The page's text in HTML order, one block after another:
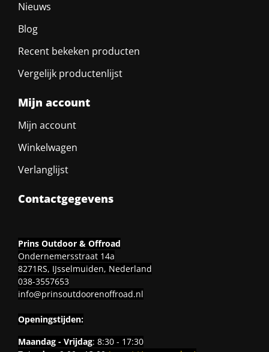
Nieuws
Blog
Recent bekeken producten
Vergelijk productenlijst
Mijn account
Mijn account
Winkelwagen
Verlanglijst
Contactgegevens
Prins Outdoor & Offroad
Ondernemersstraat 14a
8271RS, IJsselmuiden, Nederland
038-3557653
info@prinsoutdoorenoffroad.nl
Openingstijden:
Maandag - Vrijdag: 8:30 - 17:30